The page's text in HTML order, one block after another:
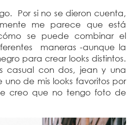
Por si no se dieron cuenta,
me parece que está
se puede combinar el
maneras -aunque la
para crear looks distintos.
casual con dos, jean y una
de mis looks favoritos por
creo que no tengo foto de